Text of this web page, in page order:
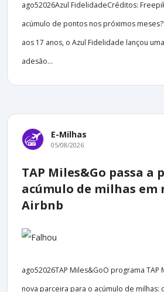
ago52026Azul FidelidadeCréditos:
acúmulo de pontos nos próximos
aos 17 anos, o Azul Fidelidade lançou
adesão...
E-Milhas
05/08/2026
TAP Miles&Go passa
acúmulo de milhas em
Airbnb
ago52026TAP Miles&GoO programa TAP
nova parceira para o acúmulo de milhas: